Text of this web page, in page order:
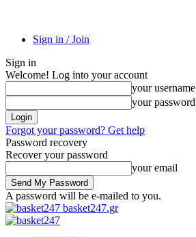
Sign in / Join
Sign in
Welcome! Log into your account
your username
your password
Forgot your password? Get help
Password recovery
Recover your password
your email
A password will be e-mailed to you.
basket247.gr